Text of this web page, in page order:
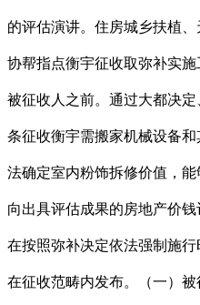
的评估演讲。住房城乡扶植、
协帮指点衡宇征收取弥补实
被征收人之前。通过大都决
条征收衡宇需搬家机械设备
法确定室内粉饰拆修价值，
向出具评估成果的房地产价
在按照弥补决定依法强制施
在征收范畴内发布。（一）